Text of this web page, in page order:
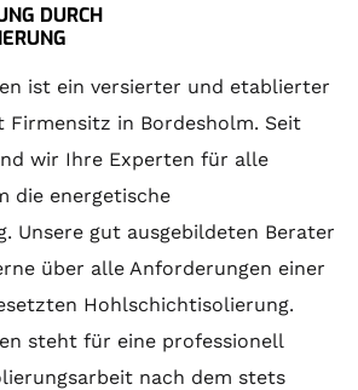
DURCH
ist ein versierter und etablierter
Firmensitz in Bordesholm. Seit
wir Ihre Experten für alle
die energetische
Unsere gut ausgebildeten Berater
über alle Anforderungen einer
Hohlschichtisolierung.
steht für eine professionell
nach dem stets